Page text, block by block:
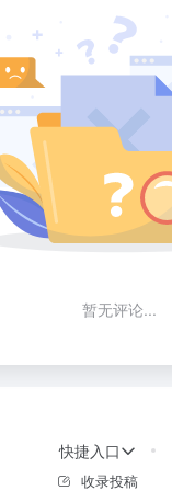
暂无评论...
快捷入口
收录投稿